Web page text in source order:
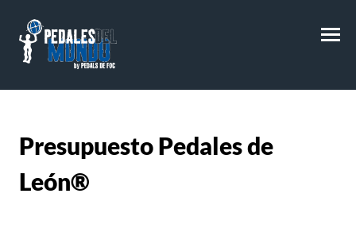
PresupuestoPedales de
León®